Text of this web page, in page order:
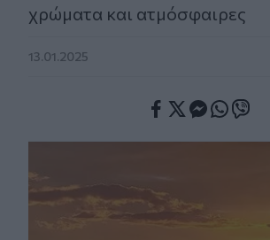
χρώματα και ατμόσφαιρες
13.01.2025